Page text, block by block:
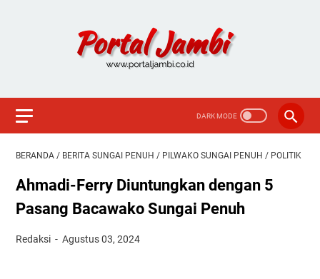
BERANDA / BERITA SUNGAI PENUH / PILWAKO SUNGAI PENUH / POLITIK
Ahmadi-Ferry Diuntungkan dengan 5
Pasang Bacawako Sungai Penuh
Redaksi Agustus 03, 2024